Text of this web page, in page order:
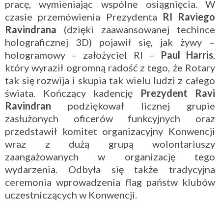
pracę, wymieniając wspólne osiągnięcia. W
czasie przemówienia Prezydenta RI Raviego
Ravindrana (dzięki zaawansowanej techince
holograficznej 3D) pojawił się, jak żywy –
hologramowy – założyciel RI – Paul Harris
który wyraził ogromną radość z tego, że Rotary
tak się rozwija i skupia tak wielu ludzi z całego
świata. Kończący kadencję Prezydent Ravi
Ravindran podziękował licznej grupie
zasłużonych oficerów funkcyjnych oraz
przedstawił komitet organizacyjny Konwencji
wraz z dużą grupą wolontariuszy
zaangażowanych w organizację tego
wydarzenia. Odbyła się także tradycyjna
ceremonia wprowadzenia flag państw klubów
uczestniczących w Konwencji.